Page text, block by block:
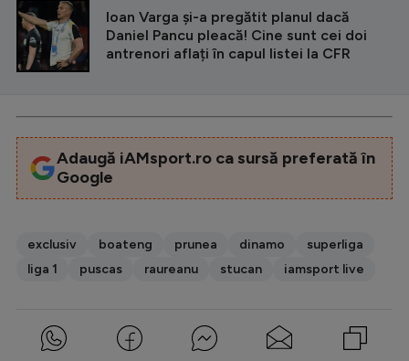
Ioan Varga și-a pregătit planul dacă
Daniel Pancu pleacă! Cine sunt cei doi
antrenori aflați în capul listei la CFR
Adaugă iAMsport.ro ca sursă preferată în
Google
exclusiv boateng prunea dinamo
superliga
liga 1
puscas raureanu stucan iamsport live